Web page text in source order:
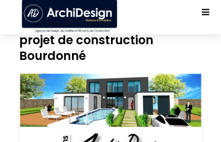
projet de construction
Bourdonné